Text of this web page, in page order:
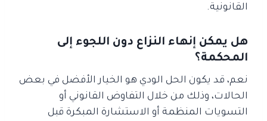
القانونية.
هل يمكن إنهاء النزاع دون اللجوء إلى
المحكمة؟
نعم، قد يكون الحل الودي هو الخيار الأفضل في بعض
الحالات، وذلك من خلال التفاوض القانوني أو
التسويات المنظمة أو الاستشارة المبكرة قبل